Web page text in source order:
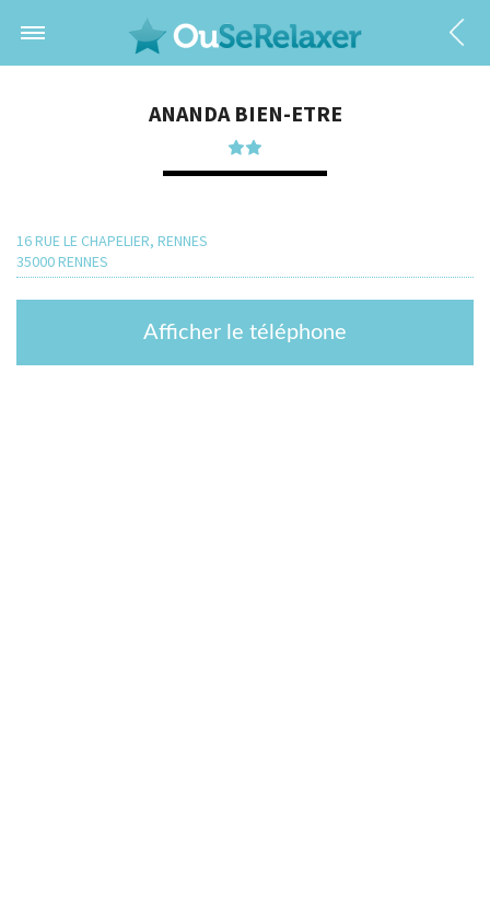
ANANDA BIEN-ETRE
16 RUE LE CHAPELIER, RENNES
35000 RENNES
Afficher le téléphone